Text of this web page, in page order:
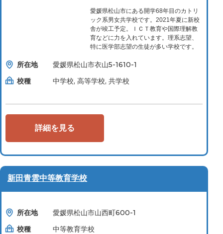
愛媛県松山市にある開学68年目のカトリ
ック系男女共学校です。2021年夏に新校
舎が竣工予定。ＩＣＴ教育や国際理解教
育などに力を入れています。理系志望、
特に医学部志望の生徒が多い学校です。
所在地
愛媛県松山市衣山5-1610-1
校種
中学校, 高等学校, 共学校
詳細を見る
新田青雲中等教育学校
所在地
愛媛県松山市山西町600-1
校種
中等教育学校